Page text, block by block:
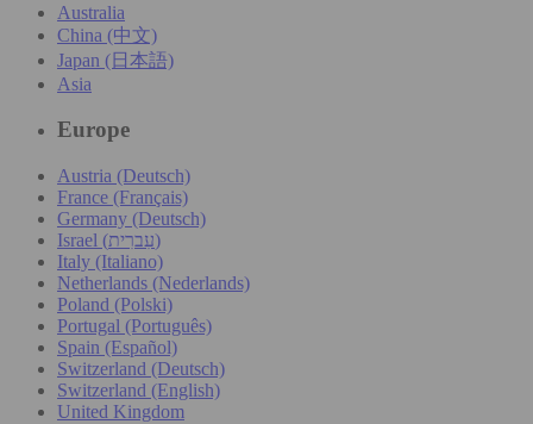
Australia
China (中文)
Japan (日本語)
Asia
Europe
Austria (Deutsch)
France (Français)
Germany (Deutsch)
Israel (עִברִית)
Italy (Italiano)
Netherlands (Nederlands)
Poland (Polski)
Portugal (Português)
Spain (Español)
Switzerland (Deutsch)
Switzerland (English)
United Kingdom